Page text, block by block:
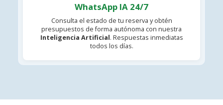
WhatsApp IA 24/7
Consulta el estado de tu reserva y obtén
presupuestos de forma autónoma con nuestra
Inteligencia Artificial. Respuestas inmediatas
todos los días.